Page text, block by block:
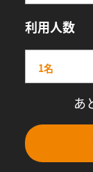
利用人数
あ